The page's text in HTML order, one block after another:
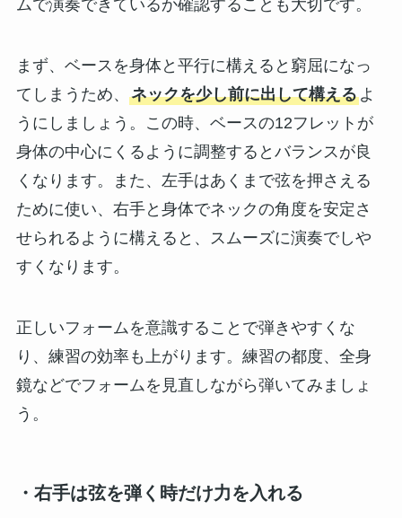
ムで演奏できているか確認することも大切です。
まず、ベースを身体と平行に構えると窮屈になっ
てしまうため、 ネックを少し前に出して構えるよ
うにしましょう。この時、ベースの12フレットが
身体の中心にくるように調整するとバランスが良
くなります。また、左手はあくまで弦を押さえる
ために使い、右手と身体でネックの角度を安定さ
せられるように構えると、スムーズに演奏でしや
すくなります。
正しいフォームを意識することで弾きやすくな
り、練習の効率も上がります。練習の都度、全身
鏡などでフォームを見直しながら弾いてみましょ
う。
・右手は弦を弾く時だけ力を入れる